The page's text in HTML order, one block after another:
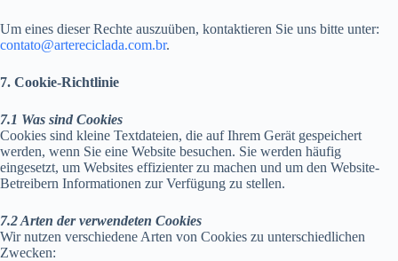
Um eines dieser Rechte auszuüben, kontaktieren Sie uns bitte unter:
contato@artereciclada.com.br.
7. Cookie-Richtlinie
7.1 Was sind Cookies
Cookies sind kleine Textdateien, die auf Ihrem Gerät gespeichert
werden, wenn Sie eine Website besuchen. Sie werden häufig
eingesetzt, um Websites effizienter zu machen und um den Website-
Betreibern Informationen zur Verfügung zu stellen.
7.2 Arten der verwendeten Cookies
Wir nutzen verschiedene Arten von Cookies zu unterschiedlichen
Zwecken: